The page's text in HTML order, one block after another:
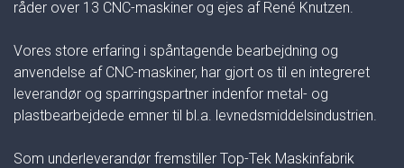
råder over 13 CNC-maskiner og ejes af René Knutzen.
Vores store erfaring i spåntagende bearbejdning og
anvendelse af CNC-maskiner, har gjort os til en integreret
leverandør og sparringspartner indenfor metal- og
plastbearbejdede emner til bl.a. levnedsmiddelsindustrien.
Som underleverandør fremstiller Top-Tek Maskinfabrik